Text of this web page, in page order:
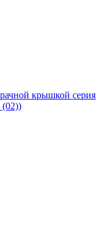
крышкой серия